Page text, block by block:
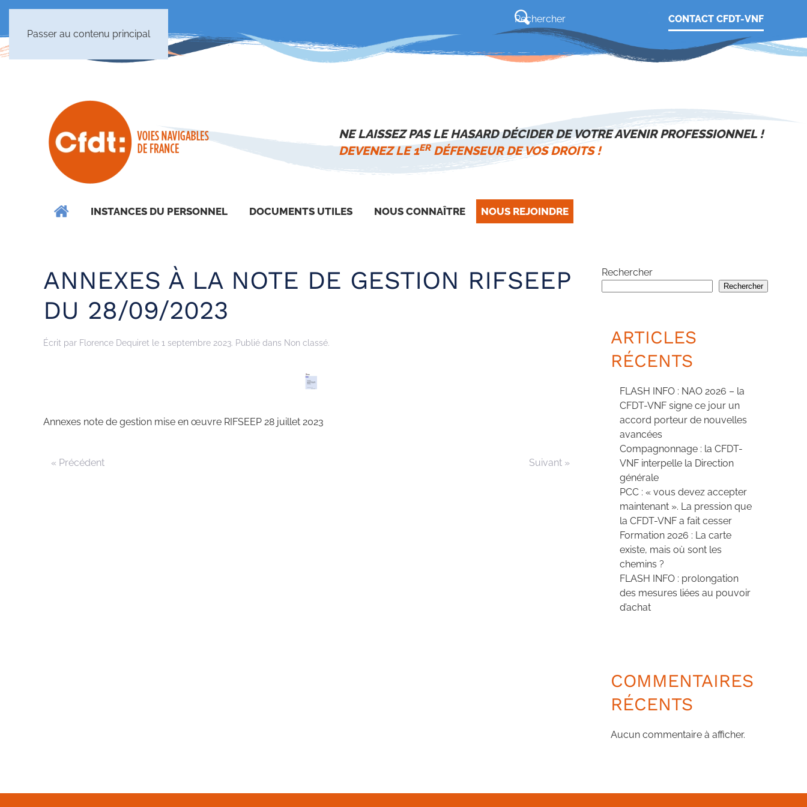
Passer au contenu principal
CONTACT CFDT-VNF
NE LAISSEZ PAS LE HASARD DÉCIDER DE VOTRE AVENIR PROFESSIONNEL !
DEVENEZ LE 1ERDÉFENSEUR DE VOS DROITS !
INSTANCES DU PERSONNEL DOCUMENTS UTILES NOUS CONNAÎTRE NOUS REJOINDRE
ANNEXES À LA NOTE DE GESTION RIFSEEP
DU 28/09/2023
Écrit par Florence Dequiret le 1 septembre 2023. Publié dans Non classé.
Annexes note de gestion mise en œuvre RIFSEEP 28 juillet 2023
« Précédent Suivant »
Rechercher
Rechercher
ARTICLES
RÉCENTS
FLASH INFO : NAO 2026 – la
CFDT-VNF signe ce jour un
accord porteur de nouvelles
avancées
Compagnonnage : la CFDT-
VNF interpelle la Direction
générale
PCC : « vous devez accepter
maintenant ». La pression que
la CFDT-VNF a fait cesser
Formation 2026 : La carte
existe, mais où sont les
chemins ?
FLASH INFO : prolongation
des mesures liées au pouvoir
d’achat
COMMENTAIRES
RÉCENTS
Aucun commentaire à afficher.